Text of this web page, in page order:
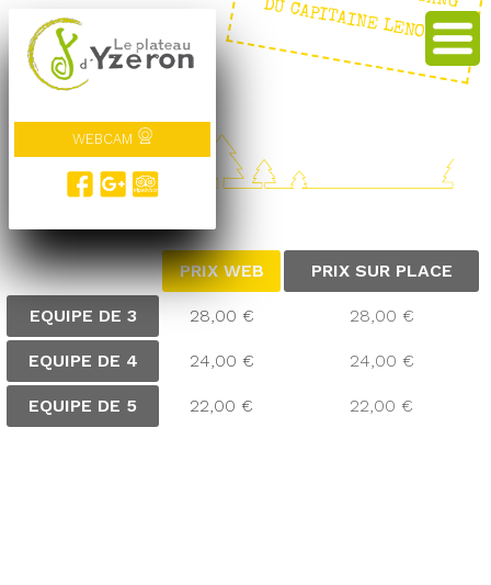
WEBCAM
E : LE GANG DU CAPITAINE LENOIR
TARIFS
PRIX WEB PRIX SUR PLACE
EQUIPE DE 3 28,00 € 28,00 €
EQUIPE DE 4 24,00 € 24,00 €
EQUIPE DE 5 22,00 € 22,00 €